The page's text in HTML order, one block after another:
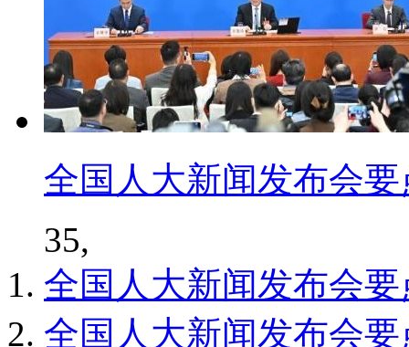
全国人大新闻发布会
35,
全国人大新闻发布会
全国人大新闻发布会